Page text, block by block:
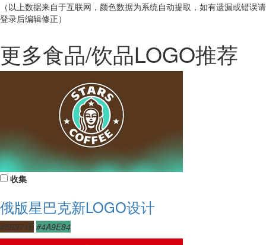
（以上数据来自于互联网，颜色数据为系统自动提取，如有遗漏或错误请
登录后编辑修正）
更多食品/饮品LOGO推荐
收集
俄版星巴克新LOGO设计
#59371E #4A9E84